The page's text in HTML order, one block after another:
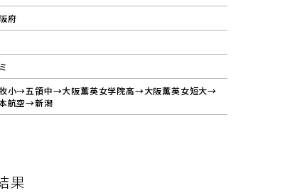
府
小→五領中→大阪薫英女学院高→大阪薫英女短大→
航空→新潟
果